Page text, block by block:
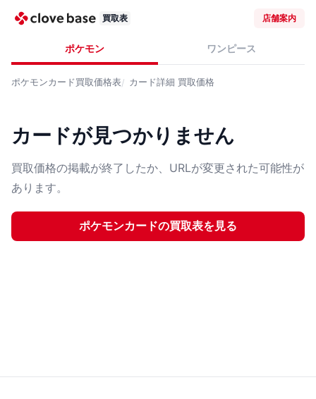
買取表 店舗案内
ポケモン ワンピース
ポケモンカード買取価格表 カード詳細 買取価格
カードが見つかりません
買取価格の掲載が終了したか、URLが変更された可能性が
あります。
ポケモンカードの買取表を見る